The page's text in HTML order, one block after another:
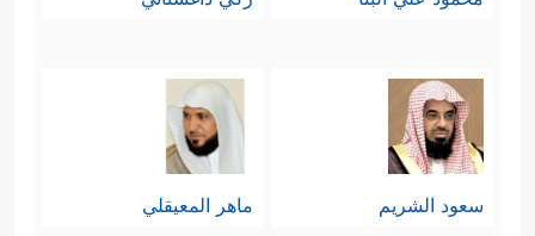
سعود الشريم ماهر المعيقلي